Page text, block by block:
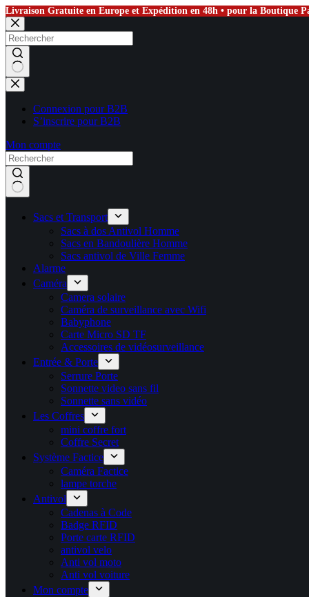
Livraison Gratuite en Europe et Expédition en 48h • pour la Boutique
Passer
au
contenu
Aucun
résultat
Connexion pour B2B
S’inscrire pour B2B
Mon compte
Sacs et Transport
Sacs à dos Antivol Homme
Sacs en Bandoulière Homme
Sacs antivol de Ville Femme
Alarme
Caméra
Camera solaire
Caméra de surveillance avec Wifi
Babyphone
Carte Micro SD TF
Accessoires de vidéosurveillance
Entrée & Porte
Serrure Porte
Sonnette video sans fil
Sonnette sans vidéo
Les Coffres
mini coffre fort
Coffre Secret
Système Factice
Caméra Factice
lampe torche
Antivol
Cadenas à Code
Badge RFID
Porte carte​ RFID
antivol velo
Anti vol moto
Anti vol voiture
Mon compte